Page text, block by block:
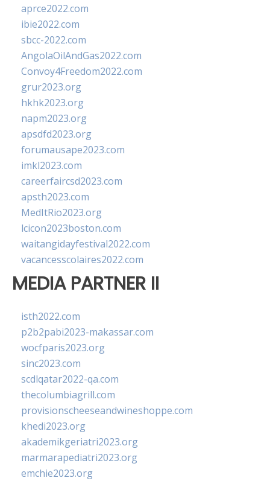
aprce2022.com
ibie2022.com
sbcc-2022.com
AngolaOilAndGas2022.com
Convoy4Freedom2022.com
grur2023.org
hkhk2023.org
napm2023.org
apsdfd2023.org
forumausape2023.com
imkl2023.com
careerfaircsd2023.com
apsth2023.com
MedItRio2023.org
lcicon2023boston.com
waitangidayfestival2022.com
vacancesscolaires2022.com
MEDIA PARTNER II
isth2022.com
p2b2pabi2023-makassar.com
wocfparis2023.org
sinc2023.com
scdlqatar2022-qa.com
thecolumbiagrill.com
provisionscheeseandwineshoppe.com
khedi2023.org
akademikgeriatri2023.org
marmarapediatri2023.org
emchie2023.org